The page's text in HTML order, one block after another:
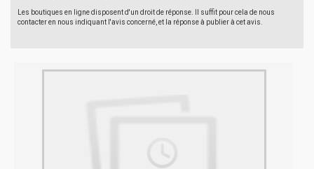
Les boutiques en ligne disposent d'un droit de réponse. Il suffit pour cela de nous
contacter en nous indiquant l'avis concerné, et la réponse à publier à cet avis.